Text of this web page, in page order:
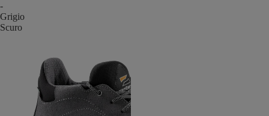
-
Grigio
Scuro